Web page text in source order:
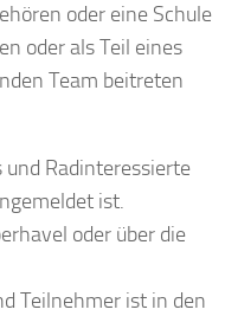
oder eine Schule
oder als Teil eines
Team beitreten
und Radinteressierte
ist.
oder über die
Teilnehmer ist in den